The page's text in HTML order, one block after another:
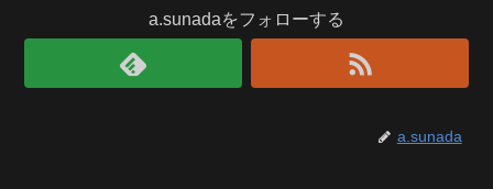
a.sunadaをフォローする
a.sunada